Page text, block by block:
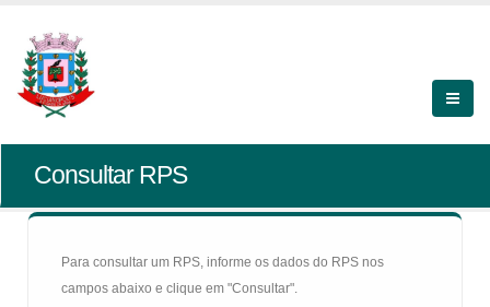
Consultar RPS
Para consultar um RPS, informe os dados do RPS nos
campos abaixo e clique em "Consultar".